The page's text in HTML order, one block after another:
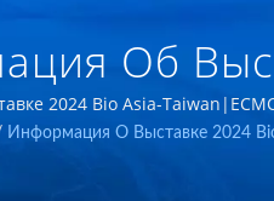
Об
| E
2024 Bio Asia-
фармацевтические
Информация О Выставке 2024